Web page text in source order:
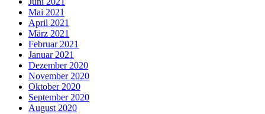
Mai 2021
April 2021
März 2021
Februar 2021
Januar 2021
Dezember 2020
November 2020
Oktober 2020
September 2020
August 2020